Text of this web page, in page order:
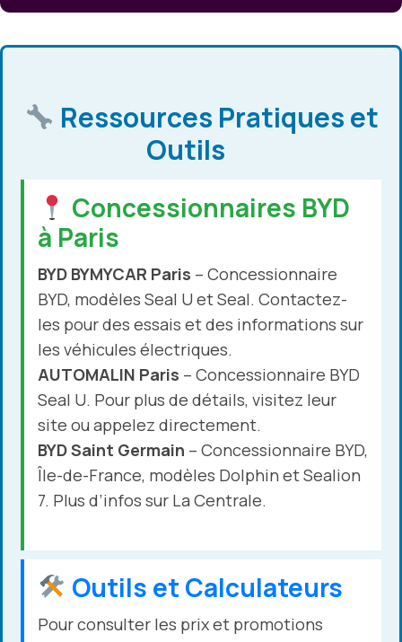
Ressources Pratiques et
Outils
Concessionnaires BYD
à Paris
BYD BYMYCAR Paris – Concessionnaire
BYD, modèles Seal U et Seal. Contactez-
les pour des essais et des informations sur
les véhicules électriques.
AUTOMALIN Paris – Concessionnaire BYD
Seal U. Pour plus de détails, visitez leur
site ou appelez directement.
BYD Saint Germain – Concessionnaire BYD,
Île-de-France, modèles Dolphin et Sealion
7. Plus d’infos sur La Centrale.
Outils et Calculateurs
Pour consulter les prix et promotions